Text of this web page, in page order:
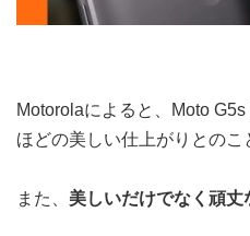
Motorolaによると、Moto
ほどの美しい仕上がりとのこ
また、 美しいだけでなく頑丈